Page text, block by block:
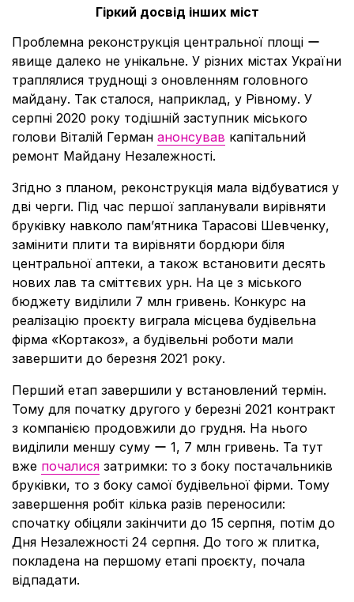
Гіркий досвід інших міст
Проблемна реконструкція центральної площі ー
явище далеко не унікальне. У різних містах України
траплялися труднощі з оновленням головного
майдану. Так сталося, наприклад, у Рівному. У
серпні 2020 року тодішній заступник міського
голови Віталій Герман анонсував капітальний
ремонт Майдану Незалежності.
Згідно з планом, реконструкція мала відбуватися у
дві черги. Під час першої запланували вирівняти
бруківку навколо пам’ятника Тарасові Шевченку,
замінити плити та вирівняти бордюри біля
центральної аптеки, а також встановити десять
нових лав та сміттєвих урн. На це з міського
бюджету виділили 7 млн гривень. Конкурс на
реалізацію проєкту виграла місцева будівельна
фірма «Кортакоз», а будівельні роботи мали
завершити до березня 2021 року.
Перший етап завершили у встановлений термін.
Тому для початку другого у березні 2021 контракт
з компанією продовжили до грудня. На нього
виділили меншу суму ー 1, 7 млн гривень. Та тут
вже почалися затримки: то з боку постачальників
бруківки, то з боку самої будівельної фірми. Тому
завершення робіт кілька разів переносили:
спочатку обіцяли закінчити до 15 серпня, потім до
Дня Незалежності 24 серпня. До того ж плитка,
покладена на першому етапі проєкту, почала
відпадати.